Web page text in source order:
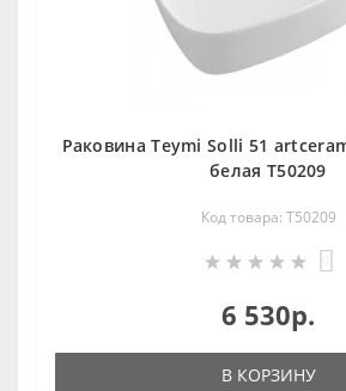
Раковина Teymi Solli 51
белая T50209
Код товара: T50209
6 530р.
В КОРЗИНУ